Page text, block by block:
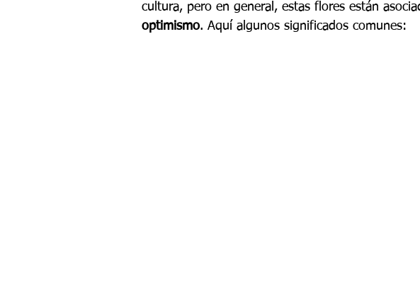
cultura, pero en general, estas flores están
optimismo. Aquí algunos significados comunes: